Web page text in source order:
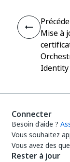
Mise à
Connecter
Besoin d'aide ?
Vous souhaitez
Vous avez des
Rester à jour